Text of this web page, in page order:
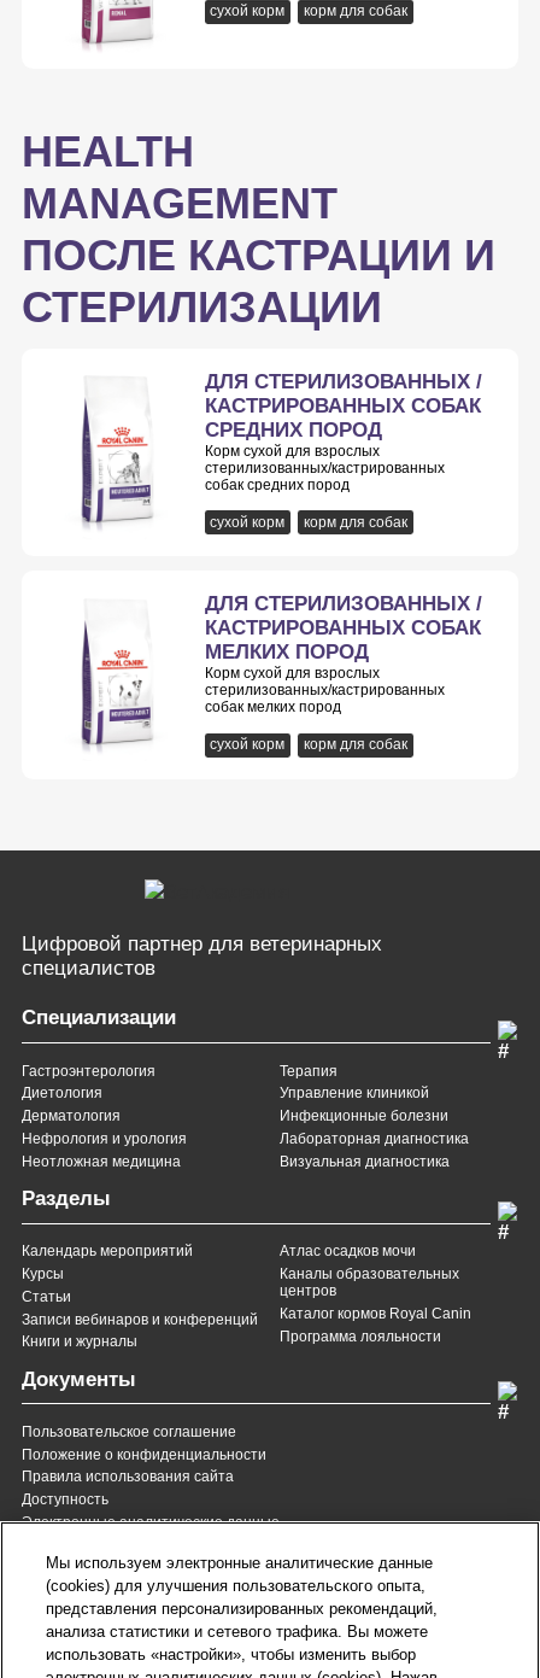
сухой корм корм для собак
HEALTH
MANAGEMENT
ПОСЛЕ КАСТРАЦИИ И
СТЕРИЛИЗАЦИИ
ДЛЯ СТЕРИЛИЗОВАННЫХ /
КАСТРИРОВАННЫХ СОБАК
СРЕДНИХ ПОРОД
Корм сухой для взрослых
стерилизованных/кастрированных
собак средних пород
сухой корм корм для собак
ДЛЯ СТЕРИЛИЗОВАННЫХ /
КАСТРИРОВАННЫХ СОБАК
МЕЛКИХ ПОРОД
Корм сухой для взрослых
стерилизованных/кастрированных
собак мелких пород
сухой корм корм для собак
Цифровой партнер для ветеринарных
специалистов
Специализации
Гастроэнтерология
Диетология
Дерматология
Нефрология и урология
Неотложная медицина
Терапия
Управление клиникой
Инфекционные болезни
Лабораторная диагностика
Визуальная диагностика
Разделы
Календарь мероприятий
Курсы
Статьи
Записи вебинаров и конференций
Книги и журналы
Атлас осадков мочи
Каналы образовательных
центров
Каталог кормов Royal Canin
Программа лояльности
Документы
Пользовательское соглашение
Положение о конфиденциальности
Правила использования сайта
Доступность
Электронные аналитические данные
8 (800) 200-37-35
Служба Заботы для России
звонок бесплатный для
всех регионов России
8 (820) 007-137-35
Служба Заботы для
Республики Беларусь
contact@royalcanin.ru
Мы используем электронные аналитические данные
(cookies) для улучшения пользовательского опыта,
представления персонализированных рекомендаций,
анализа статистики и сетевого трафика. Вы можете
использовать «настройки», чтобы изменить выбор